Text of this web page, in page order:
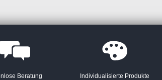
Beratung Individualisierte Produkte